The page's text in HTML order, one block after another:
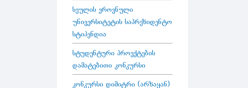
სეულის ეროვნული
უნივერსიტეტის საპრეზიდენტო
სტიპენდია
სტუდენტური პროექტების
დამატებითი კონკურსი
კონკურსი დიმიტრი (არზაყან)